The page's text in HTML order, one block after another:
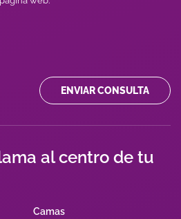
ENVIAR CONSULTA
al centro de tu
Camas